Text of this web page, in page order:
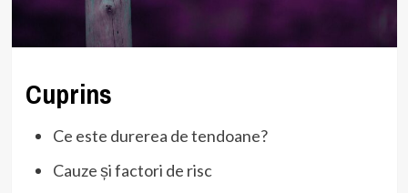
Cuprins
Ce este durerea de tendoane?
Cauze și factori de risc